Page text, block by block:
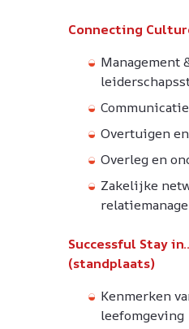
Connecting
Management
Overtuigen
Overleg en
Zakelijke
Successful Stay
(standplaats)
Kenmerken
leefomgeving